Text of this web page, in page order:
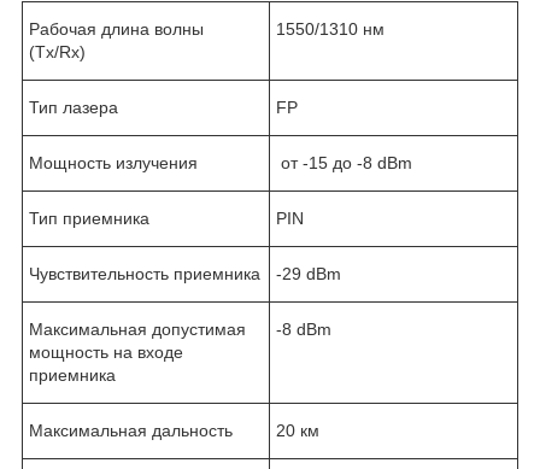
Рабочая длина волны
(Tx/Rx)
1550/1310 нм
Тип лазера FP
Мощность излучения от -15 до -8 dBm
Тип приемника PIN
Чувствительность приемника -29 dBm
Максимальная допустимая
мощность на входе
приемника
-8 dBm
Максимальная дальность 20 км